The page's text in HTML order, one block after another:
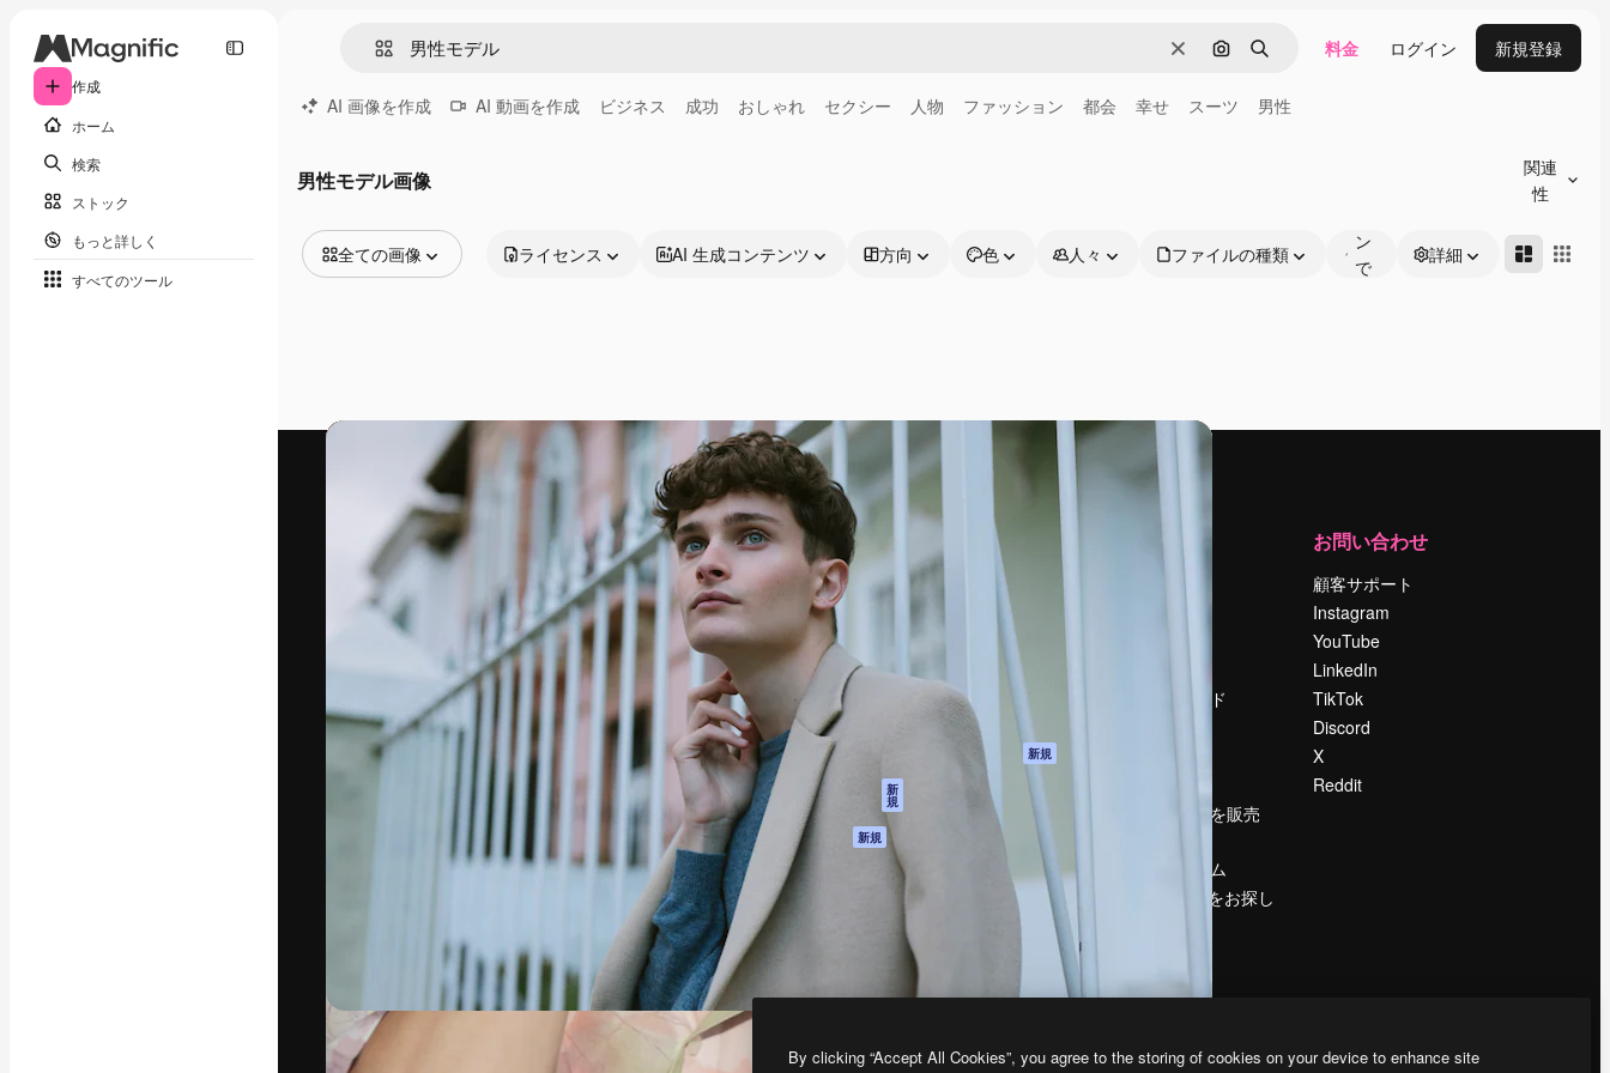
作成
ホーム
検索
ストック
もっと詳しく
すべてのツール
消去 画像で検索
検索 料金 ログイン 新規登録
AI 画像を作成 AI 動画を作成 ビジネス 成功 おしゃれ セクシー 人物 ファッション 都会 幸せ スーツ 男性
男性モデル画像
関連
性
全ての画像
動画
モーショングラフィックス
動画テンプレート
3D モデル
フォント
ライセンス AI 生成コンテンツ 方向 色 人々 ファイルの種類
ン
で
詳細
最高のクリエイティブ制作を導くためのプラ
ットフォーム。クリエイター、企業、代理
店、スタジオを含む100万人以上が利用して
います。
日本語
製品
Spaces
AI アシスタント
AI 画像生成ツール
AI 動画生成ツール
AI 音声合成ツール
ストックコンテン
ツ
Claude/ChatGPT
向けMCP
新
規
エージェント 新規
モバイルアプリ
すべてのMagnificツ
ール
はじめに
Academy
ドキュメント
プライバシーポリ
シー
オリジナル
新規
クッキーポリシー
トラストセンター
アフィリエイト
検索トレンド
コンテンツを販売
プレスルーム
magnific.aiをお探し
お問い合わせ
顧客サポート
Instagram
YouTube
LinkedIn
TikTok
Discord
X
Reddit
2026Freepik Company S.L.U.無断複写・転載を禁じます
By clicking “Accept All Cookies”, you agree to the storing of cookies on your device to enhance site